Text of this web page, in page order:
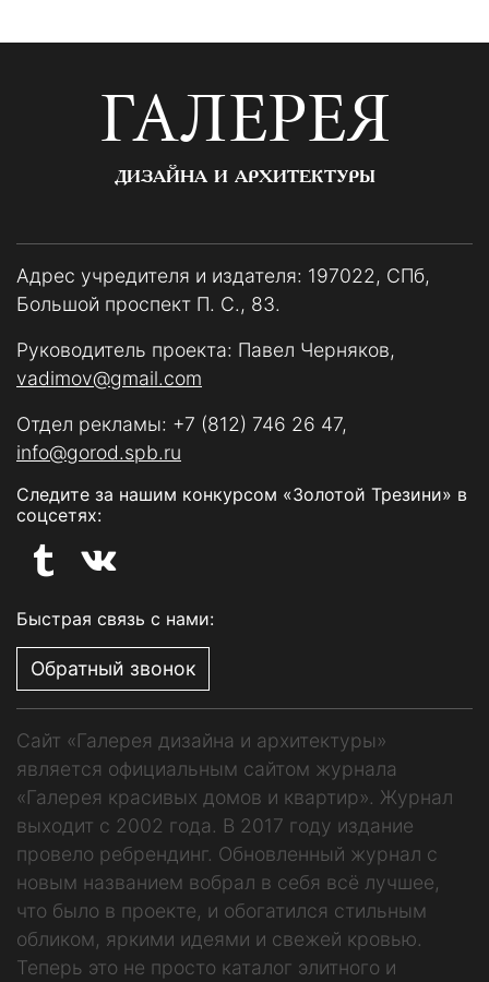
ГАЛЕРЕЯ
ДИЗАЙНА И АРХИТЕКТУРЫ
Адрес учредителя и издателя: 197022, СПб,
Большой проспект П. С., 83.
Руководитель проекта: Павел Черняков,
vadimov@gmail.com
Отдел рекламы: +7 (812) 746 26 47,
info@gorod.spb.ru
Следите за нашим конкурсом «Золотой Трезини» в
соцсетях:
Быстрая связь с нами:
Обратный звонок
Сайт «Галерея дизайна и архитектуры»
является официальным сайтом журнала
«Галерея красивых домов и квартир». Журнал
выходит с 2002 года. В 2017 году издание
провело ребрендинг. Обновленный журнал с
новым названием вобрал в себя всё лучшее,
что было в проекте, и обогатился стильным
обликом, яркими идеями и свежей кровью.
Теперь это не просто каталог элитного и